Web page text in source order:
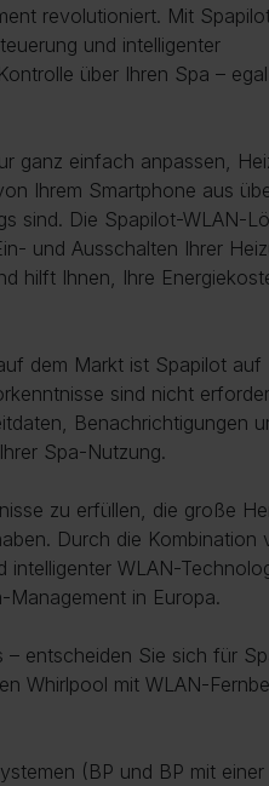
revolutioniert. Mit
und intelligenter
über Ihren Spa –
ganz einfach anpassen,
Ihrem Smartphone aus
sind. Die Spapilot-WLAN-
und Ausschalten Ihrer
hilft Ihnen, Ihre
dem Markt ist Spapilot auf
sind nicht
Benachrichtigungen
Spa-Nutzung.
zu erfüllen, die große
Durch die Kombination
WLAN-
in Europa.
entscheiden Sie sich für
Whirlpool mit WLAN-
(BP und BP mit einer